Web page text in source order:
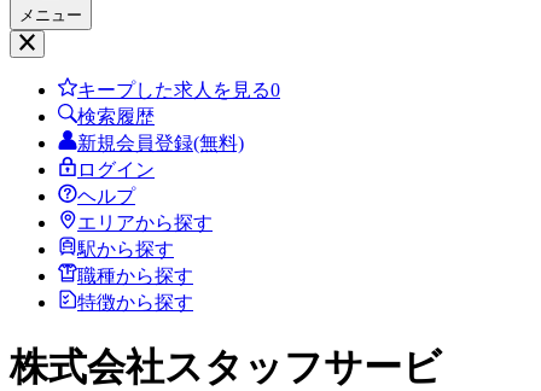
メニュー
キープした求人を見る0
検索履歴
新規会員登録(無料)
ログイン
ヘルプ
エリアから探す
駅から探す
職種から探す
特徴から探す
株式会社スタッフサービ